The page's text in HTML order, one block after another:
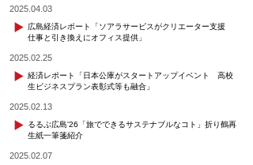
2025.04.03
広島経済レポート「ソアラサービスがクリエーター支援
仕事と引き換えにオフィス提供」
2025.02.25
経済レポート「日本公庫がスタートアップイベント 高校
生ビジネスプラン表彰式等も融合」
2025.02.13
るるぶ広島'26「旅でできるサステナブルなコト」折り鶴再
生紙一筆箋紹介
2025.02.07